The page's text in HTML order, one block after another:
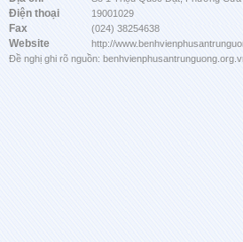
Điện thoại 19001029
Fax (024) 38254638
Website
http://
Đề nghị ghi rõ nguồn: